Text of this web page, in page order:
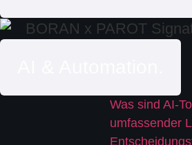
Was sind AI-
umfassender